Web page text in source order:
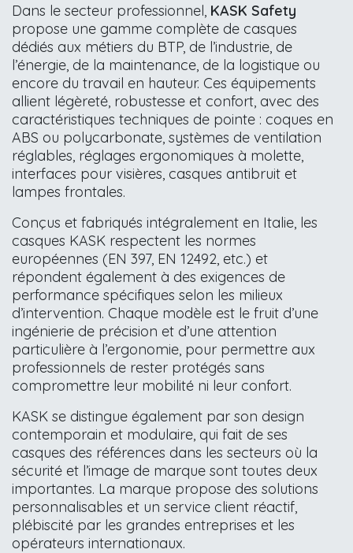
Dans le secteur professionnel, KASK Safety
propose une gamme complète de casques
dédiés aux métiers du BTP, de l’industrie, de
l’énergie, de la maintenance, de la logistique ou
encore du travail en hauteur. Ces équipements
allient légèreté, robustesse et confort, avec des
caractéristiques techniques de pointe : coques en
ABS ou polycarbonate, systèmes de ventilation
réglables, réglages ergonomiques à molette,
interfaces pour visières, casques antibruit et
lampes frontales.
Conçus et fabriqués intégralement en Italie, les
casques KASK respectent les normes
européennes (EN 397, EN 12492, etc.) et
répondent également à des exigences de
performance spécifiques selon les milieux
d’intervention. Chaque modèle est le fruit d’une
ingénierie de précision et d’une attention
particulière à l’ergonomie, pour permettre aux
professionnels de rester protégés sans
compromettre leur mobilité ni leur confort.
KASK se distingue également par son design
contemporain et modulaire, qui fait de ses
casques des références dans les secteurs où la
sécurité et l’image de marque sont toutes deux
importantes. La marque propose des solutions
personnalisables et un service client réactif,
plébiscité par les grandes entreprises et les
opérateurs internationaux.